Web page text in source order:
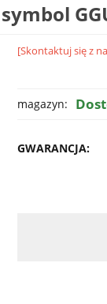
[Skontaktuj się z
magazyn:
GWARANCJA: